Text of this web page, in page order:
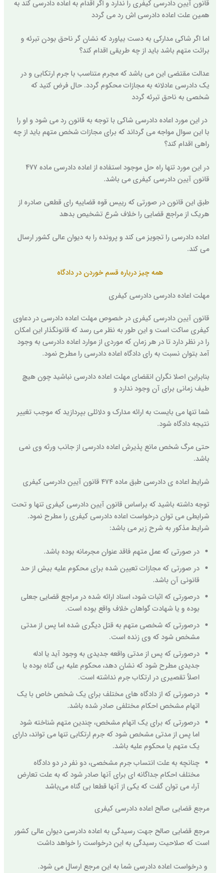
قانون آیین دادرسی کیفری را ندارد و اگر اقدام به اعاده دادرسی کند به
همین علت اعاده دادرسی اش رد می گردد
اما اگر شاکی مدارکی به دست بیاورد که نشان گر ناحق بودن تبرئه و
برائت متهم باشد باید از چه طریقی اقدام کند؟
عدالت مقتضی این می باشد که مجرم متناسب با جرم ارتکابی و در
یک دادرسی عادلانه به مجازات محکوم گردد. حال فرض کنید که
شخصی به ناحق تبرئه گردد
در این مورد اعاده دادرسی شاکی با توجه به قانون رد می شود و او را
با این سوال مواجه می گرداند که برای مجازات شخص متهم باید از چه
راهی اقدام کند؟
در این مورد تنها راه حل موجود استفاده از اعاده دادرسی ماده 477
قانون آیین دادرسی کیفری می باشد.
طبق این قانون در صورتی که رییس قوه قضاییه رای قطعی صادره از
هریک از مراجع قضایی را خلاف شرع تشخیص بدهد
اعاده دادرسی را تجویز می کند و پرونده را به دیوان عالی کشور ارسال
می کند.
همه چیز درباره قسم خوردن در دادگاه
مهلت اعاده دادرسی دادرسی کیفری
قانون آیین دادرسی کیفری در خصوص مهلت اعاده دادرسی در دعاوی
کیفری ساکت است و این طور به نظر می رسد که قانونگذار این امکان
را در نظر دارد تا در هر زمان که موردی از موارد اعاده دادرسی به وجود
آمد بتوان نسبت به رای دادگاه اعاده دادرسی را مطرح نمود.
بنابراین اصلا نگران انقضای مهلت اعاده دادرسی نباشید چون هیچ
طیف زمانی برای آن وجود ندارد و
شما تنها می بایست به ارائه مدارک و دلائلی بپردازید که موجب تغییر
نتیجه دادگاه شود.
حتی مرگ شخص مانع پذیرش اعاده دادرسی از جانب ورثه وی نمی
باشد.
شرایط اعاده ی دادرسی طبق ماده ۴۷۴ قانون آیین دادرسی کیفری
توجه داشته باشید که براساس قانون آیین دادرسی کیفری تنها و تحت
شرایطی می توان درخواست اعاده دادرسی کیفری را مطرح نمود.
شرایط مذکور به شرح زیر می باشد:
در صورتی که عمل متهم فاقد عنوان مجرمانه بوده باشد.
در صورتی که مجازات تعیین شده برای محکوم علیه بیش از حد
قانونی آن باشد.
درصورتی که اثبات شود، اسناد ارائه شده در مراجع قضایی جعلی
بوده و یا شهادت گواهان خلاف واقع بوده است.
درصورتی که شخصی متهم به قتل دیگری شده اما پس از مدتی
مشخص شود که وی زنده است.
درصورتی که پس از مدتی واقعه جدیدی به وجود آید یا ادله
جدیدی مطرح شود که نشان دهد، محکوم علیه بی گناه بوده یا
اصلاً تقصیری در ارتکاب جرم نداشته است.
درصورتی که از دادگاه های مختلف برای یک شخص خاص با یک
اتهام مشخص احکام مختلفی صادر شده باشد.
درصورتی که برای یک اتهام مشخص، چندین متهم شناخته شود
اما پس از مدتی مشخص شود که جرم ارتکابی تنها می تواند، دارای
یک متهم یا محکوم علیه باشد.
چنانچه به علت انتساب جرم مشخصی، دو نفر در دو دادگاه
مختلف احکام جداگانه ای برای آنها صادر شود که به علت تعارض
آرا، می توان گفت که یکی از آنها قطعا بی گناه می‌باشد
مرجع قضایی صالح اعاده دادرسی کیفری
مرجع قضایی صالح جهت رسیدگی به اعاده دادرسی دیوان عالی کشور
است که صلاحیت رسیدگی به این درخواست را خواهد داشت
و درخواست اعاده دادرسی شما به این مرجع ارسال می شود.